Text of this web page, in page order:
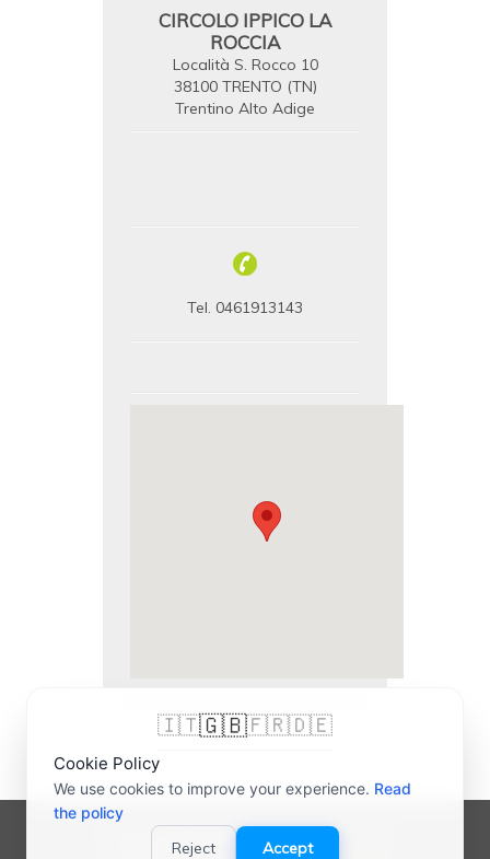
CIRCOLO IPPICO LA
ROCCIA
Località S. Rocco 10
38100 TRENTO (TN)
Trentino Alto Adige
Tel. 0461913143
© 2007-2026 bigliettidavisitare® | P.IVA
03989000165 | Credits-Privacy Policy
🇮🇹🇬🇧🇫🇷🇩🇪
Cookie Policy
We use cookies to improve your experience. Read
the policy
Reject Accept